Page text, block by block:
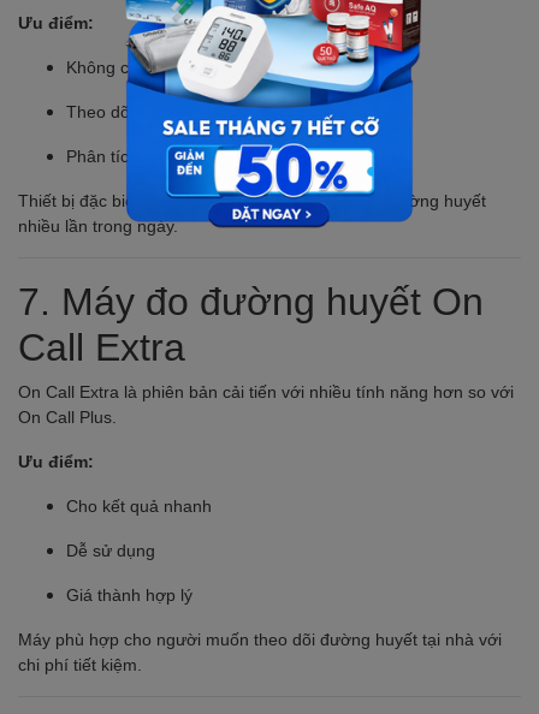
Ưu điểm:
Không cần chích máu mỗi lần đo
Theo dõi đường huyết liên tục
Phân tích xu hướng đường huyết
Thiết bị đặc biệt phù hợp với người cần theo dõi đường huyết
nhiều lần trong ngày.
7. Máy đo đường huyết On
Call Extra
On Call Extra là phiên bản cải tiến với nhiều tính năng hơn so với
On Call Plus.
Ưu điểm:
Cho kết quả nhanh
Dễ sử dụng
Giá thành hợp lý
Máy phù hợp cho người muốn theo dõi đường huyết tại nhà với
chi phí tiết kiệm.